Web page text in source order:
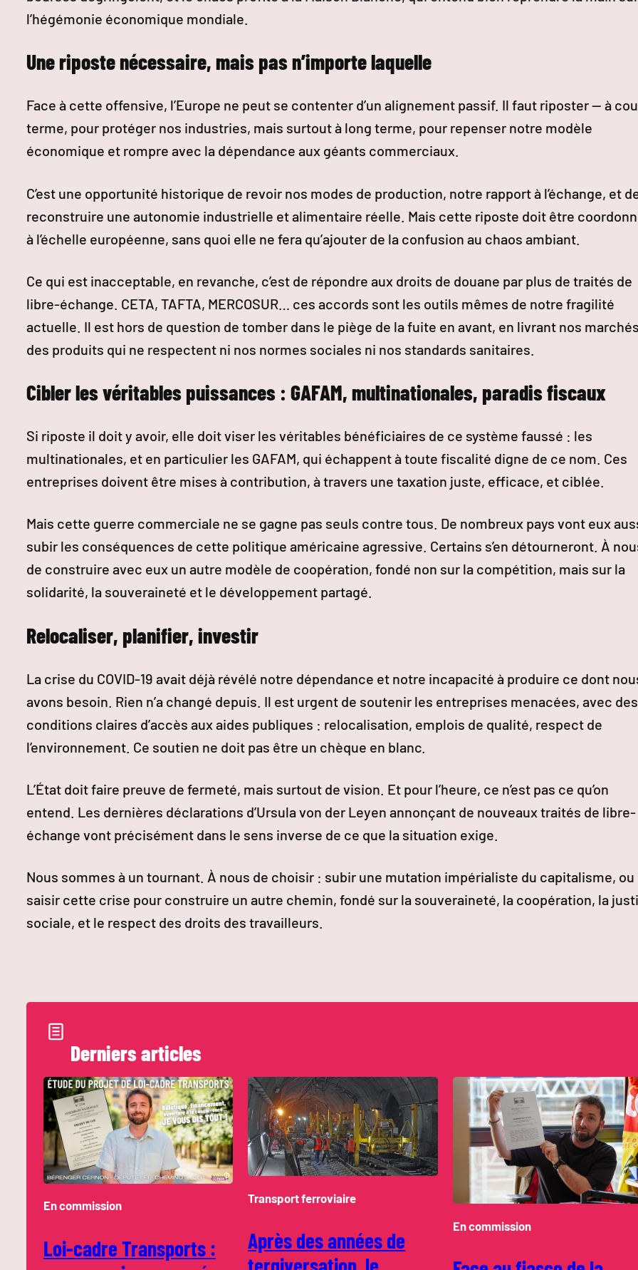
l’hégémonie économique mondiale.
Une riposte nécessaire, mais pas n’importe laquelle
Face à cette offensive, l’Europe ne peut se contenter d’un alignement passif. Il faut riposter — à
terme, pour protéger nos industries, mais surtout à long terme, pour repenser notre modèle
économique et rompre avec la dépendance aux géants commerciaux.
C’est une opportunité historique de revoir nos modes de production, notre rapport à l’échange, et
reconstruire une autonomie industrielle et alimentaire réelle. Mais cette riposte doit être
à l’échelle européenne, sans quoi elle ne fera qu’ajouter de la confusion au chaos ambiant.
Ce qui est inacceptable, en revanche, c’est de répondre aux droits de douane par plus de traités de
libre-échange. CETA, TAFTA, MERCOSUR… ces accords sont les outils mêmes de notre fragilité
actuelle. Il est hors de question de tomber dans le piège de la fuite en avant, en livrant nos
des produits qui ne respectent ni nos normes sociales ni nos standards sanitaires.
Cibler les véritables puissances : GAFAM, multinationales, paradis fiscaux
Si riposte il doit y avoir, elle doit viser les véritables bénéficiaires de ce système faussé : les
multinationales, et en particulier les GAFAM, qui échappent à toute fiscalité digne de ce nom. Ces
entreprises doivent être mises à contribution, à travers une taxation juste, efficace, et ciblée.
Mais cette guerre commerciale ne se gagne pas seuls contre tous. De nombreux pays vont eux
subir les conséquences de cette politique américaine agressive. Certains s’en détourneront. À
de construire avec eux un autre modèle de coopération, fondé non sur la compétition, mais sur la
solidarité, la souveraineté et le développement partagé.
Relocaliser, planifier, investir
La crise du COVID-19 avait déjà révélé notre dépendance et notre incapacité à produire ce dont
avons besoin. Rien n’a changé depuis. Il est urgent de soutenir les entreprises menacées, avec des
conditions claires d’accès aux aides publiques : relocalisation, emplois de qualité, respect de
l’environnement. Ce soutien ne doit pas être un chèque en blanc.
L’État doit faire preuve de fermeté, mais surtout de vision. Et pour l’heure, ce n’est pas ce qu’on
entend. Les dernières déclarations d’Ursula von der Leyen annonçant de nouveaux traités de libre-
échange vont précisément dans le sens inverse de ce que la situation exige.
Nous sommes à un tournant. À nous de choisir : subir une mutation impérialiste du capitalisme, ou
saisir cette crise pour construire un autre chemin, fondé sur la souveraineté, la coopération, la
sociale, et le respect des droits des travailleurs.
Derniers articles
En commission
Loi-cadre Transports :
Transport ferroviaire
Après des années de
En commission